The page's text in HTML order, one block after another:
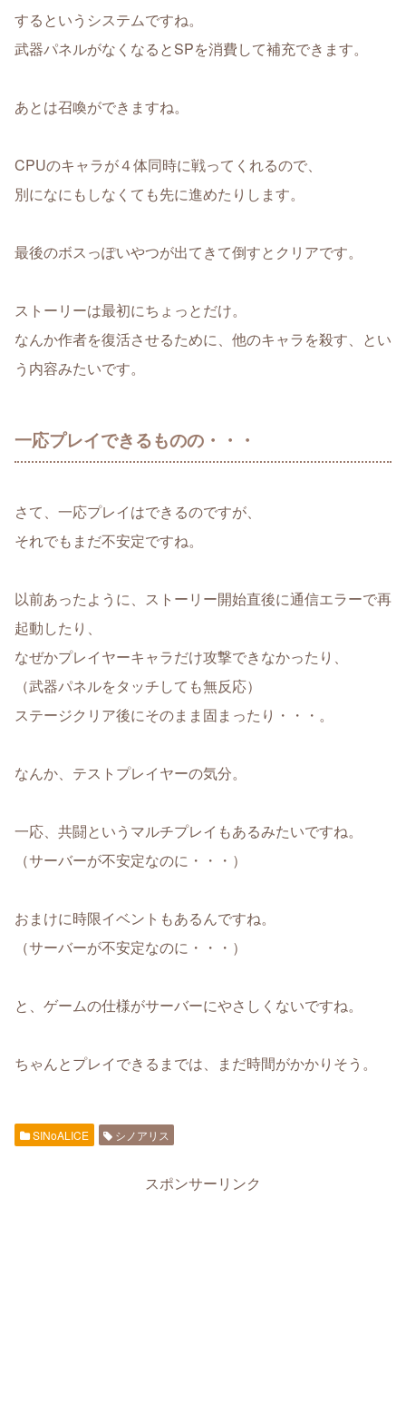
するというシステムですね。
武器パネルがなくなるとSPを消費して補充できます。
あとは召喚ができますね。
CPUのキャラが４体同時に戦ってくれるので、
別になにもしなくても先に進めたりします。
最後のボスっぽいやつが出てきて倒すとクリアです。
ストーリーは最初にちょっとだけ。
なんか作者を復活させるために、他のキャラを殺す、とい
う内容みたいです。
一応プレイできるものの・・・
さて、一応プレイはできるのですが、
それでもまだ不安定ですね。
以前あったように、ストーリー開始直後に通信エラーで再
起動したり、
なぜかプレイヤーキャラだけ攻撃できなかったり、
（武器パネルをタッチしても無反応）
ステージクリア後にそのまま固まったり・・・。
なんか、テストプレイヤーの気分。
一応、共闘というマルチプレイもあるみたいですね。
（サーバーが不安定なのに・・・）
おまけに時限イベントもあるんですね。
（サーバーが不安定なのに・・・）
と、ゲームの仕様がサーバーにやさしくないですね。
ちゃんとプレイできるまでは、まだ時間がかかりそう。
SINoALICE シノアリス
スポンサーリンク